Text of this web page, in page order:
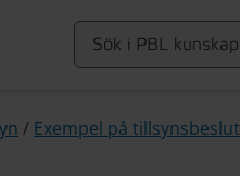
/ Exempel på tillsynsbeslut